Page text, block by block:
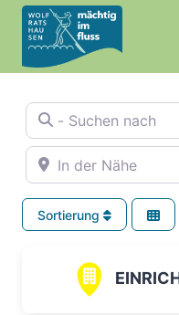
Zum
Inhalt
springen
- Suchen nach
In der Nähe
Sortierung